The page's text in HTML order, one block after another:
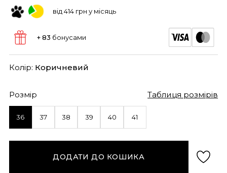
від 414 грн у місяць
+ 83 бонусами
Колір: Коричневий
Розмір Таблиця розмірів
36 37 38 39 40 41
ДОДАТИ ДО КОШИКА